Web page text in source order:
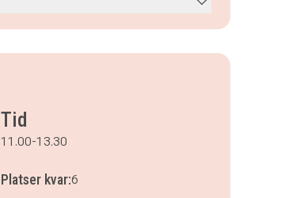
Tid
11.00-13.30
Platser kvar:6